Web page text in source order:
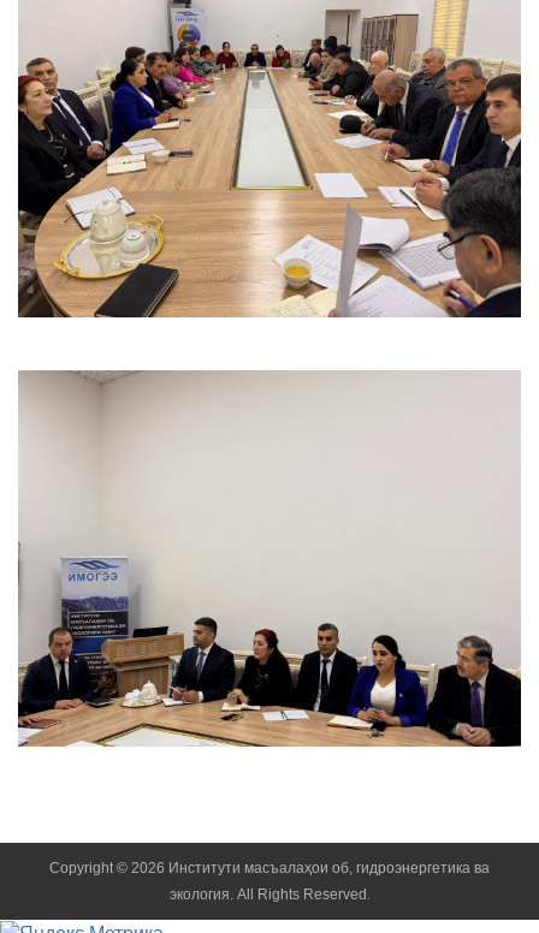
Copyright © 2026 Институти масъалаҳои об, гидроэнергетика ва
экология. All Rights Reserved.